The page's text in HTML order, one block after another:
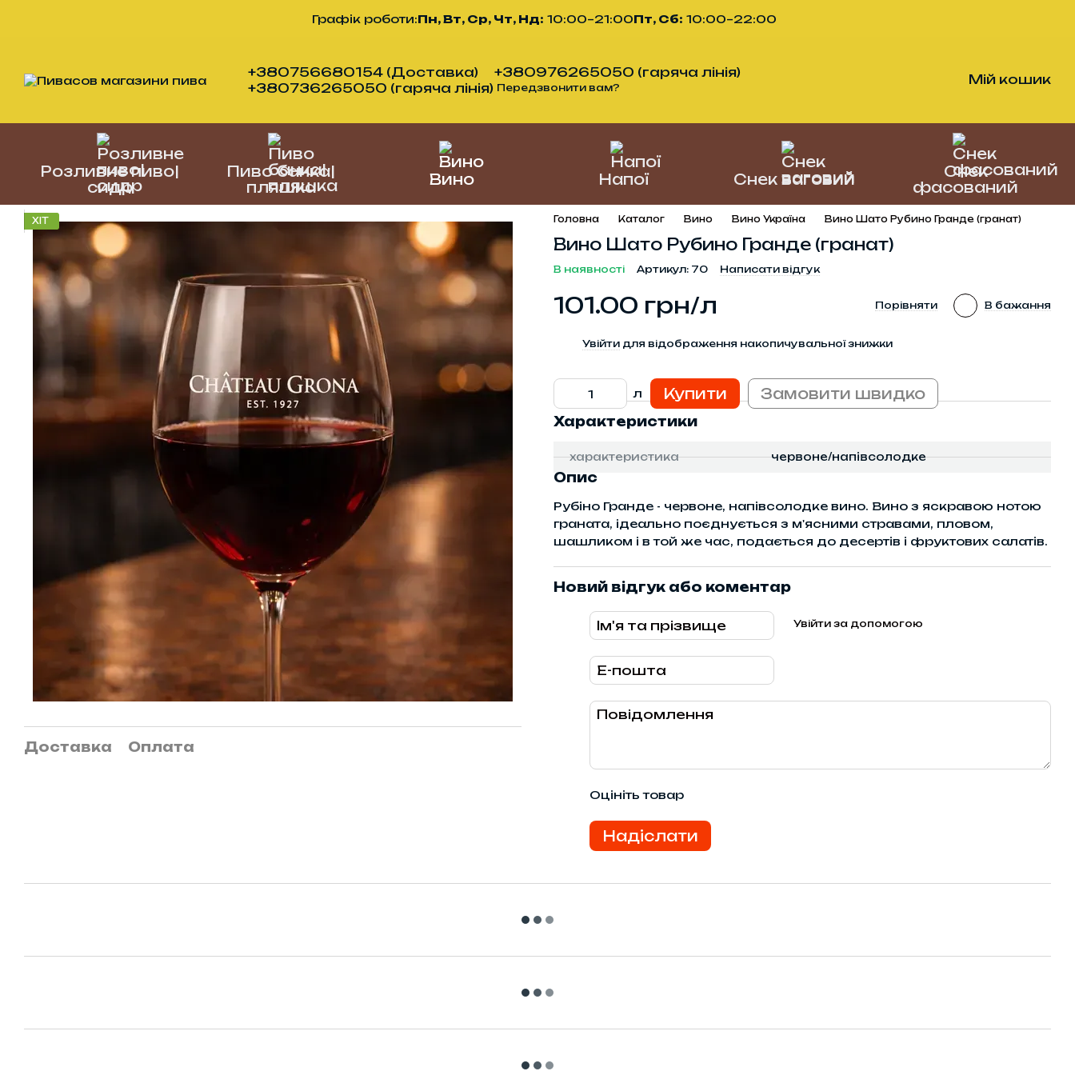
Графік роботи:Пн, Вт, Ср, Чт, Нд: 10:00–21:00Пт, Сб: 10:00–22:00
+380756680154 (Доставка)
+380976265050 (гаряча лінія)
+380736265050 (гаряча лінія) Передзвонити вам?
Мій кошик
Розливне пиво|
сидр
Пиво банка|
пляшка
Вино Напої Снек ваговий
Снек
фасований
ХІТ
Доставка Оплата
Головна Каталог Вино Вино Україна Вино Шато Рубино Гранде (гранат)
Вино Шато Рубино Гранде (гранат)
В наявності Артикул: 70 Написати відгук
101.00 грн/л Порівняти В бажання
Увійти для відображення накопичувальної знижки
л Купити Замовити швидко
Характеристики
характеристика червоне/напівсолодке
Опис
Рубіно Гранде - червоне, напівсолодке вино. Вино з яскравою нотою
граната, ідеально поєднується з м'ясними стравами, пловом,
шашликом і в той же час, подається до десертів і фруктових салатів.
Новий відгук або коментар
Увійти за допомогою
Оцініть товар
Надіслати